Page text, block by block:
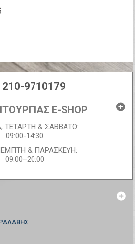
210-9710179
E-SHOP
ΤΕΤΑΡΤΗ & ΣΑΒΒΑΤΟ:
09:00-14:30
& ΠΑΡΑΣΚΕΥΗ:
09:00–20:00